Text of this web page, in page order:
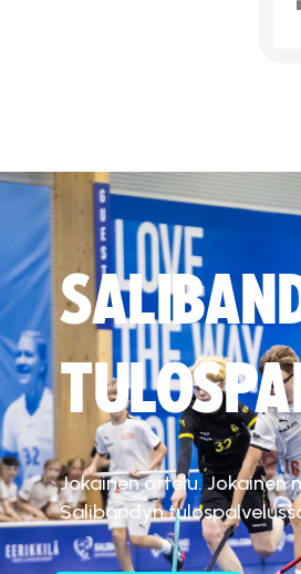
Jokainen ottelu. Jokainen
Salibandyn